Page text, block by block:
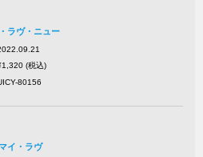
ラヴ・ニュー
(税込)
80156
イ・ラヴ